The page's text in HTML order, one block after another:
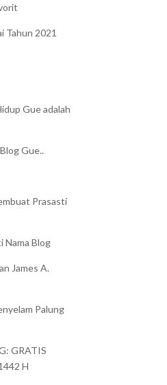
THINGS THAT MAKE ME
Tahun 2021
Gue adalah
Gue..
Prasasti
Nama Blog
James A.
Palung
GRATIS
H